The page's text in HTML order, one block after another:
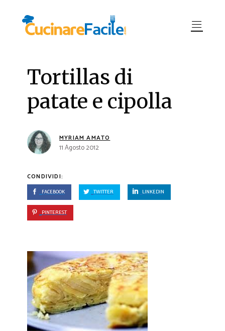
Tortillas di
patate e cipolla
MYRIAM AMATO
11 Agosto 2012
CONDIVIDI:
FACEBOOK TWITTER LINKEDIN
PINTEREST